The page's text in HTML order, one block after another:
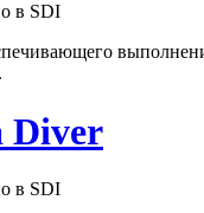
в SDI
Diver
в SDI